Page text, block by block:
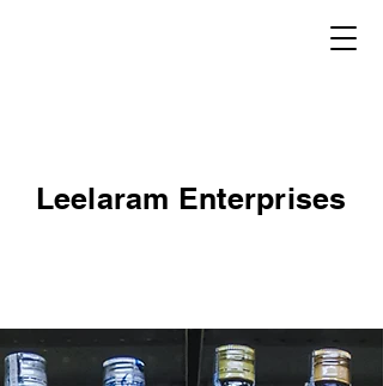
Leelaram Enterprises